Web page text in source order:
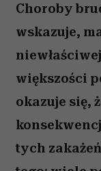
Choroby
wskazuje,
większości
okazuje się,
tych